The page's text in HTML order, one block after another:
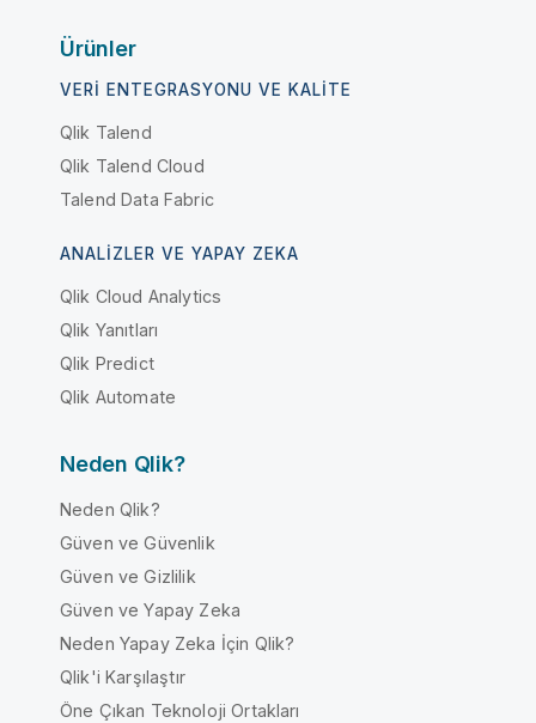
Ürünler
VERI ENTEGRASYONU VE KALITE
Qlik Talend
Qlik Talend Cloud
Talend Data Fabric
ANALIZLER VE YAPAY ZEKA
Qlik Cloud Analytics
Qlik Yanıtları
Qlik Predict
Qlik Automate
Neden Qlik?
Neden Qlik?
Güven ve Güvenlik
Güven ve Gizlilik
Güven ve Yapay Zeka
Neden Yapay Zeka İçin Qlik?
Qlik'i Karşılaştır
Öne Çıkan Teknoloji Ortakları